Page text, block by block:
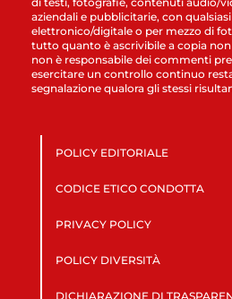
aziendali e pubblicitarie, con
elettronico/digitale o per mezzo di
tutto quanto è ascrivibile a copia
non è responsabile dei commenti
esercitare un controllo continuo
segnalazione qualora gli stessi
POLICY EDITORIALE
CODICE ETICO CONDOTTA
PRIVACY POLICY
POLICY DIVERSITÀ
DICHIARAZIONE DI